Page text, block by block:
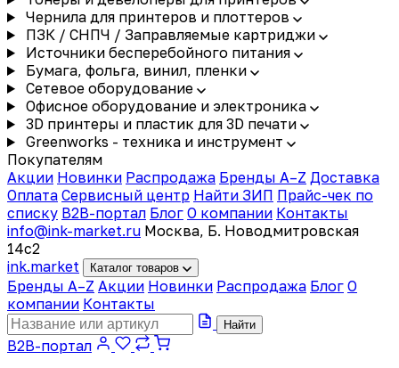
Чернила для принтеров и плоттеров
ПЗК / СНПЧ / Заправляемые картриджи
Источники бесперебойного питания
Бумага, фольга, винил, пленки
Сетевое оборудование
Офисное оборудование и электроника
3D принтеры и пластик для 3D печати
Greenworks - техника и инструмент
Покупателям
Акции Новинки Распродажа Бренды A–Z Доставка
Оплата Сервисный центр Найти ЗИП Прайс-чек по
списку B2B-портал Блог О компании Контакты
info@ink-market.ru Москва, Б. Новодмитровская
14с2
ink.market Каталог товаров
Бренды A–Z Акции Новинки Распродажа Блог О
компании Контакты
Найти
B2B-портал